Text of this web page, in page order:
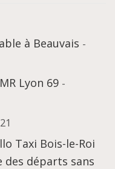
à Beauvais -
Lyon 69 -
Taxi Bois-le-Roi
des départs sans